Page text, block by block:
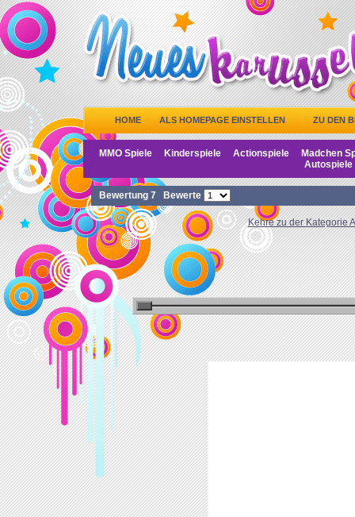
HOME ALS HOMEPAGE EINSTELLEN ZU DEN
MMO Spiele Kinderspiele Actionspiele
Madchen
Autospiele
Bewertung 7 Bewerte
Kehre zu der Kategorie